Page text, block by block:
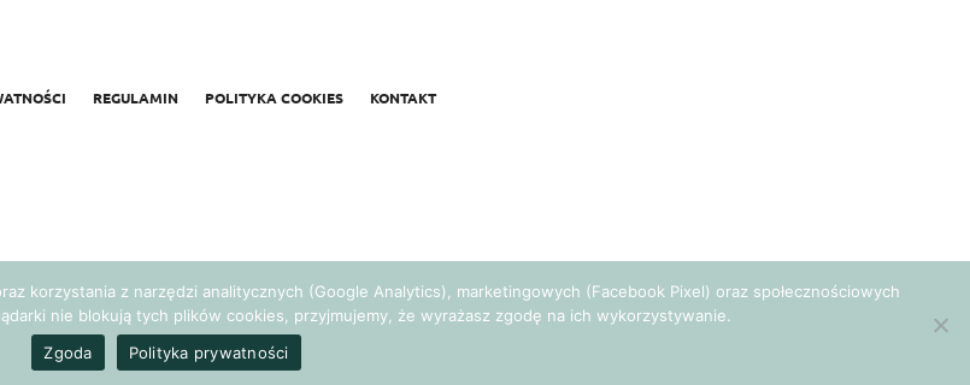
REGULAMIN POLITYKA COOKIES KONTAKT
Realizacja: Agencja Marketingowa Ambitnamarka.pl
korzystania z narzędzi analitycznych (Google Analytics), marketingowych (Facebook Pixel) oraz społecznościowych
nie blokują tych plików cookies, przyjmujemy, że wyrażasz zgodę na ich wykorzystywanie.
Zgoda
Polityka prywatności